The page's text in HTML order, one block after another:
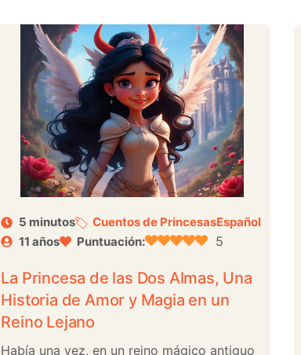
5 minutos Cuentos de PrincesasEspañol
11 años
Puntuación: 5
La Princesa de las Dos Almas, Una
Historia de Amor y Magia en un
Reino Lejano
Había una vez, en un reino mágico antiguo